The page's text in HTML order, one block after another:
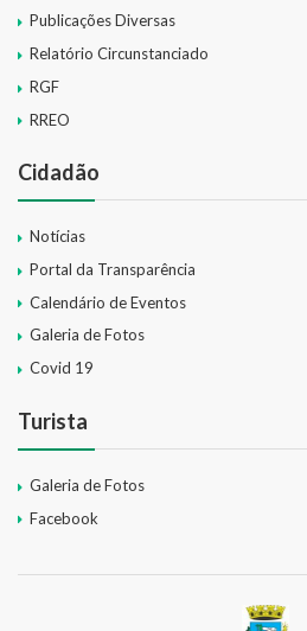
Publicações Diversas
Relatório Circunstanciado
RGF
RREO
Cidadão
Notícias
Portal da Transparência
Calendário de Eventos
Galeria de Fotos
Covid 19
Turista
Galeria de Fotos
Facebook